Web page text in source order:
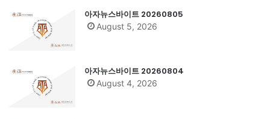
아자뉴스바이트 20260805
August 5, 2026
아자뉴스바이트 20260804
August 4, 2026